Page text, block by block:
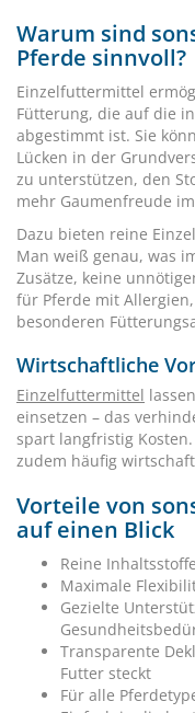
Warum sind
Pferde sinnvoll?
Einzelfuttermittel
Fütterung, die auf die
abgestimmt ist. Sie
Lücken in der
zu unterstützen, den
mehr Gaumenfreude
Dazu bieten reine
Man weiß genau, was
Zusätze, keine
für Pferde mit
besonderen
Wirtschaftliche
Einzelfuttermittel
einsetzen – das
spart langfristig
zudem häufig
Vorteile von
auf einen Blick
Reine
Maximale
Gezielte
Transparente
Futter steckt
Für alle